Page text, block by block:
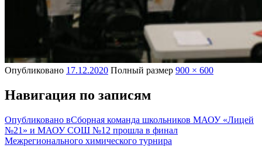
Опубликовано 17.12.2020 Полный размер 900 × 600
Навигация по записям
Опубликовано вСборная команда школьников МАОУ «Лицей
№21» и МАОУ СОШ №12 прошла в финал
Межрегионального химического турнира